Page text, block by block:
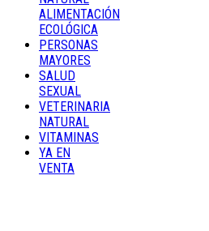
ALIMENTACIÓN
ECOLÓGICA
PERSONAS
MAYORES
SALUD
SEXUAL
VETERINARIA
NATURAL
VITAMINAS
YA EN
VENTA